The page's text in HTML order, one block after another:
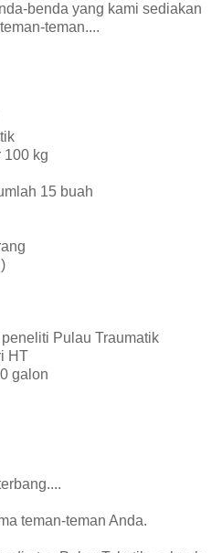
benda yang kami sediakan
teman....
100 kg
15 buah
Pulau Traumatik
HT
galon
teman-teman Anda.